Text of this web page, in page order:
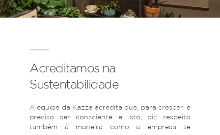
Acreditamos na
Sustentabilidade
A equipe da Kazza acredita que, para crescer, é
preciso ser consciente e isto, diz respeito
também à maneira como a empresa se